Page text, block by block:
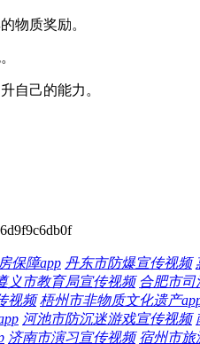
物质奖励。
自己的能力。
保障app 丹东市防爆宣传视频
义市教育局宣传视频 合肥市司
视频 梧州市非物质文化遗产
河池市防沉迷游戏宣传视频
济南市演习宣传视频 宿州市旅